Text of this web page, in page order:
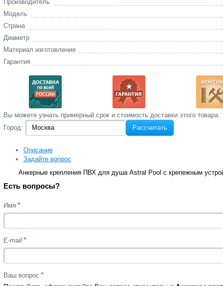
Производитель
Модель
Страна
Диаметр
Материал изготовления
Гарантия
Вы‌ можете‌ узнать‌ примерный срок и стоимость‌ доставки этого товара:
Город:
Рассчитать
Описание
Задайте вопрос
Анкерные крепления ПВХ для душа Astral Pool с крепежным
Есть вопросы?
Имя *
E-mail *
Ваш вопрос *